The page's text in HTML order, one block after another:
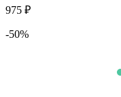
975 ₽
-50%